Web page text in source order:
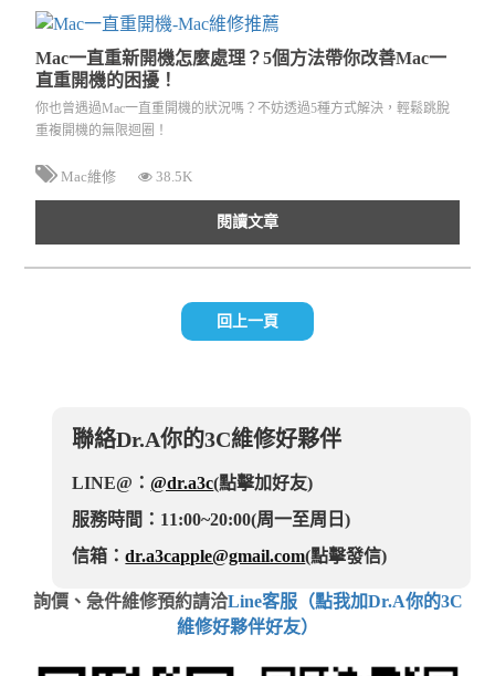
Mac一直重新開機怎麼處理？5個方法帶你改善Mac一
直重開機的困擾！
你也曾遇過Mac一直重開機的狀況嗎？不妨透過5種方式解決，輕鬆跳脫
重複開機的無限迴圈！
Mac維修 38.5K
閱讀文章
回上一頁
聯絡Dr.A你的3C維修好夥伴
LINE@：@dr.a3c(點擊加好友)
服務時間：11:00~20:00(周一至周日)
信箱：dr.a3capple@gmail.com(點擊發信)
詢價、急件維修預約請洽Line客服（點我加Dr.A你的3C
維修好夥伴好友）